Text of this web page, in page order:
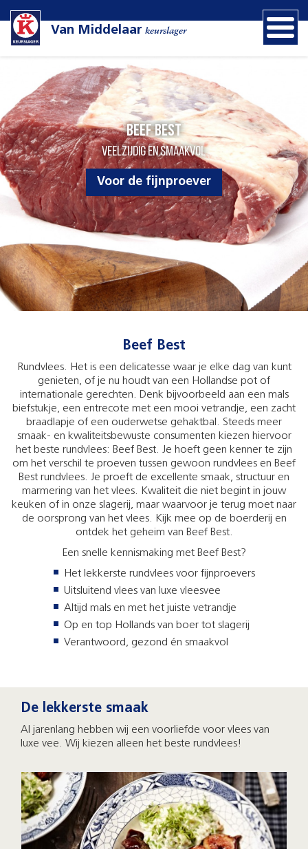
Van Middelaar keurslager
Beef Best
Veelzijdig en smaakvol
Voor de fijnproever
Beef Best
Rundvlees. Het is een delicatesse waar je elke dag van kunt
genieten, of je nu houdt van een Hollandse pot of
internationale gerechten. Denk bijvoorbeeld aan een mals
biefstukje, een entrecote met een mooi vetrandje, een zacht
braadlapje of een ouderwetse gehaktbal. Steeds meer
smaak- en kwaliteitsbewuste consumenten kiezen hiervoor
het beste rundvlees: Beef Best. Je hoeft geen kenner te zijn
om het verschil te proeven tussen gewoon rundvlees en Beef
Best rundvlees. Je proeft de excellente smaak, structuur en
marmering van het vlees. Kwaliteit die niet begint in jouw
keuken of in onze slagerij, maar waarvoor je terug moet naar
de oorsprong van het vlees. Kijk mee op de boerderij en
ontdek het geheim van Beef Best.
Een snelle kennismaking met Beef Best?
Het lekkerste rundvlees voor fijnproevers
Uitsluitend vlees van luxe vleesvee
Altijd mals en met het juiste vetrandje
Op en top Hollands van boer tot slagerij
Verantwoord, gezond én smaakvol
De lekkerste smaak
Al jarenlang hebben wij een voorliefde voor vlees van
luxe vee. Wij kiezen alleen het beste rundvlees!